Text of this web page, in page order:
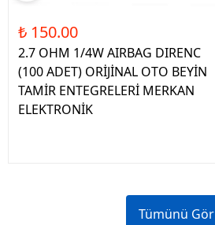
₺ 150.00
2.7 OHM 1/4W AIRBAG DIRENC
(100 ADET) ORİJİNAL OTO BEYİN
TAMİR ENTEGRELERİ MERKAN
ELEKTRONİK
Tümünü Gör